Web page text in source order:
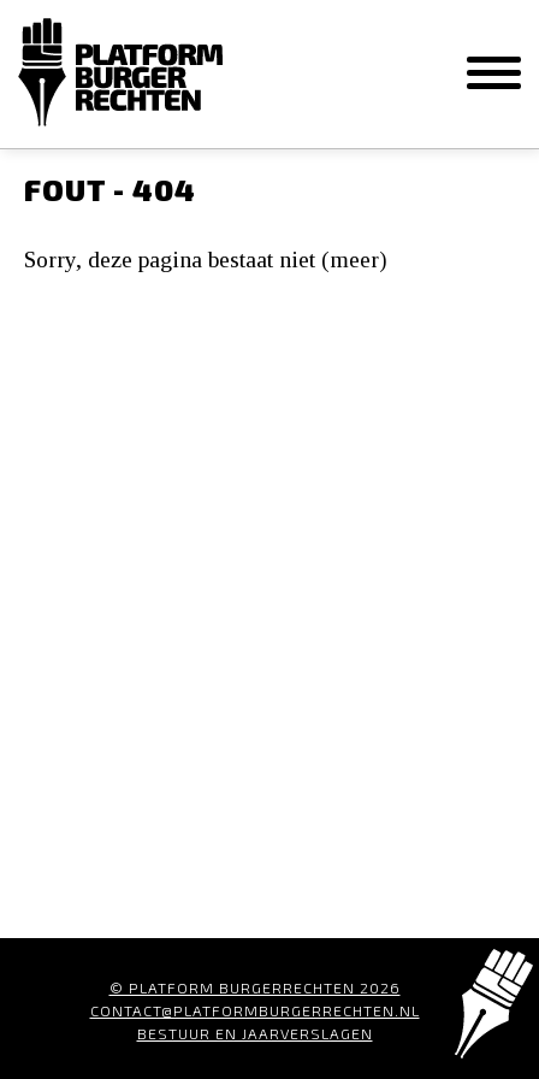
FOUT - 404
Sorry, deze pagina bestaat niet (meer)
© PLATFORM BURGERRECHTEN 2026
CONTACT@PLATFORMBURGERRECHTEN.NL
BESTUUR EN JAARVERSLAGEN